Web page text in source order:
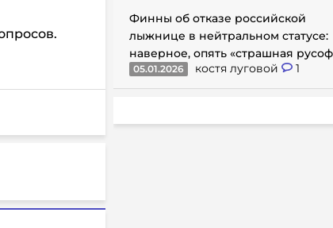
Финны об отказе российской
лыжнице в нейтральном статусе:
наверное, опять «страшная
05.01.2026 костя луговой 1